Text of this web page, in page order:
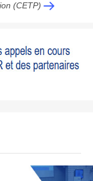
(CETP)